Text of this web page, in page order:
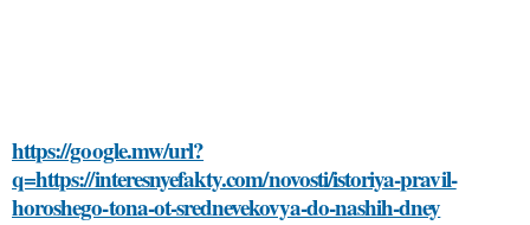
https://google.mw/url?
q=https://interesnyefakty.com/novosti/istoriya-pravil-
horoshego-tona-ot-srednevekovya-do-nashih-dney